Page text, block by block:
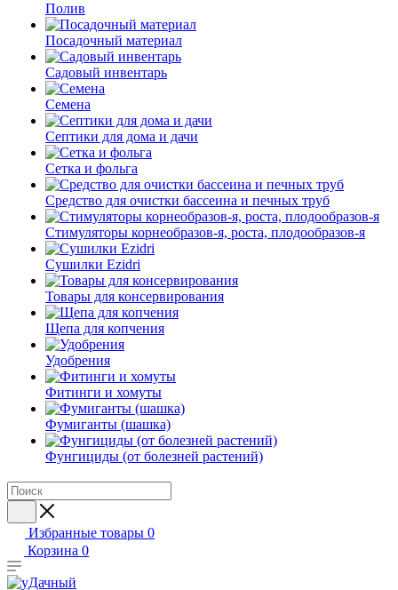
Полив
Посадочный материал
Садовый инвентарь
Семена
Септики для дома и дачи
Сетка и фольга
Средство для очистки бассеина и печных труб
Стимуляторы корнеобразов-я, роста, плодообразов-я
Сушилки Ezidri
Товары для консервирования
Щепа для копчения
Удобрения
Фитинги и хомуты
Фумиганты (шашка)
Фунгициды (от болезней растений)
Избранные товары 0
Корзина 0